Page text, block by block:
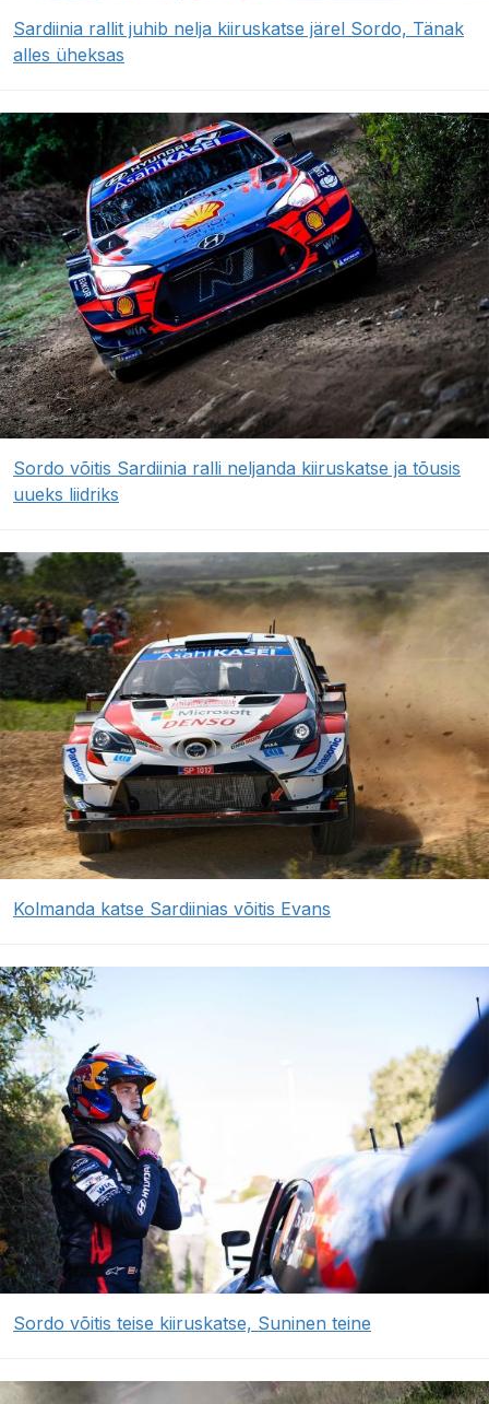
Sardiinia rallit juhib nelja kiiruskatse järel Sordo, Tänak
alles üheksas
Sordo võitis Sardiinia ralli neljanda kiiruskatse ja tõusis
uueks liidriks
Kolmanda katse Sardiinias võitis Evans
Sordo võitis teise kiiruskatse, Suninen teine